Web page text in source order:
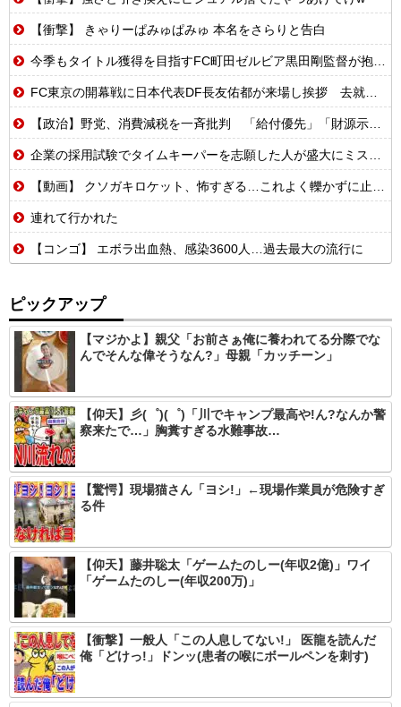
【衝撃】 きゃりーぱみゅぱみゅ 本名をさらりと告白
今季もタイトル獲得を目指すFC町田ゼルビア黒田剛監督が抱負を語る
FC東京の開幕戦に日本代表DF長友佑都が来場し挨拶 去就に注目集まる
【政治】野党、消費減税を一斉批判 「給付優先」「財源示せ」
企業の採用試験でタイムキーパーを志願した人が盛大にミス、グループは険悪になりタイムアップとなったが……
【動画】 クソガキロケット、怖すぎる…これよく轢かずに止まれたな
連れて行かれた
【コンゴ】 エボラ出血熱、感染3600人…過去最大の流行に
ピックアップ
【マジかよ】親父「お前さぁ俺に養われてる分際でな
んでそんな偉そうなん?」母親「カッチーン」
【仰天】彡(゜)(゜)「川でキャンプ最高や!ん?なんか警
察来たで…」胸糞すぎる水難事故…
【驚愕】現場猫さん「ヨシ!」←現場作業員が危険すぎ
る件
【仰天】藤井聡太「ゲームたのしー(年収2億)」ワイ
「ゲームたのしー(年収200万)」
【衝撃】一般人「この人息してない!」 医龍を読んだ
俺「どけっ!」ドンッ(患者の喉にボールペンを刺す)